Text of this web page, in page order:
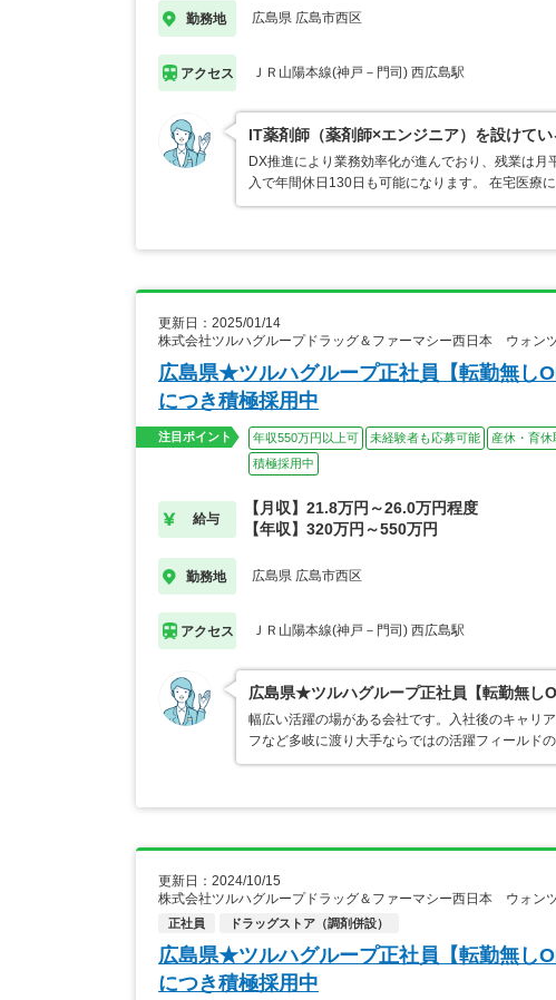
勤務地 広島県 広島市西区
アクセス ＪＲ山陽本線(神戸－門司) 西広島駅
IT薬剤師（薬剤師×エンジニア）を設けて
DX推進により業務効率化が進んでおり、残業は
入で年間休日130日も可能になります。 在宅医療
更新日：2025/01/14
株式会社ツルハグループドラッグ＆ファーマシー西日本 ウォン
広島県★ツルハグループ正社員【転勤無し
につき積極採用中
注目ポイント 年収550万円以上可 未経験者も応募可能 産休・育休
積極採用中
給与
【月収】21.8万円～26.0万円程度
【年収】320万円～550万円
勤務地 広島県 広島市西区
アクセス ＪＲ山陽本線(神戸－門司) 西広島駅
広島県★ツルハグループ正社員【転勤無し
幅広い活躍の場がある会社です。入社後のキャリ
フなど多岐に渡り大手ならではの活躍フィールド
更新日：2024/10/15
株式会社ツルハグループドラッグ＆ファーマシー西日本 ウォン
正社員 ドラッグストア（調剤併設）
広島県★ツルハグループ正社員【転勤無し
につき積極採用中